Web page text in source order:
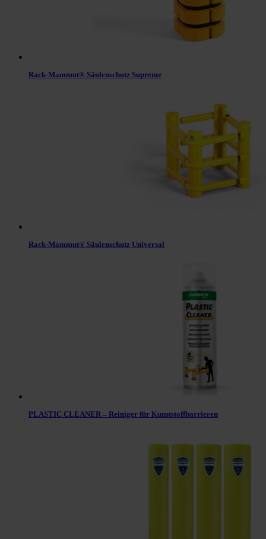
Rack-Mammut® Säulenschutz Supreme
Rack-Mammut® Säulenschutz Universal
PLASTIC CLEANER – Reiniger für Kunststoffbarrieren